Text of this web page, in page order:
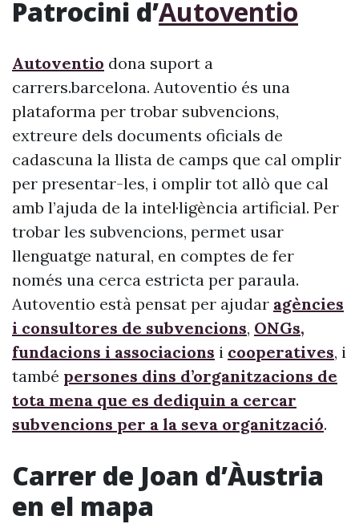
Patrocini d’Autoventio
Autoventio dona suport a
carrers.barcelona. Autoventio és una
plataforma per trobar subvencions,
extreure dels documents oficials de
cadascuna la llista de camps que cal omplir
per presentar-les, i omplir tot allò que cal
amb l’ajuda de la intel·ligència artificial. Per
trobar les subvencions, permet usar
llenguatge natural, en comptes de fer
només una cerca estricta per paraula.
Autoventio està pensat per ajudar agències
i consultores de subvencions, ONGs,
fundacions i associacions i cooperatives, i
també persones dins d’organitzacions de
tota mena que es dediquin a cercar
subvencions per a la seva organització.
Carrer de Joan d’Àustria
en el mapa